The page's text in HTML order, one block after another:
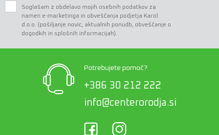
Soglašam z obdelavo mojih osebnih podatkov za
namen e-marketinga in obveščanja podjetja Karol
d.o.o. (pošiljanje novic, aktualnih ponudb, obveščanje o
dogodkih in splošnih informacijah).
Potrebujete pomoč?
+386 30 212 222
info@centerorodja.si